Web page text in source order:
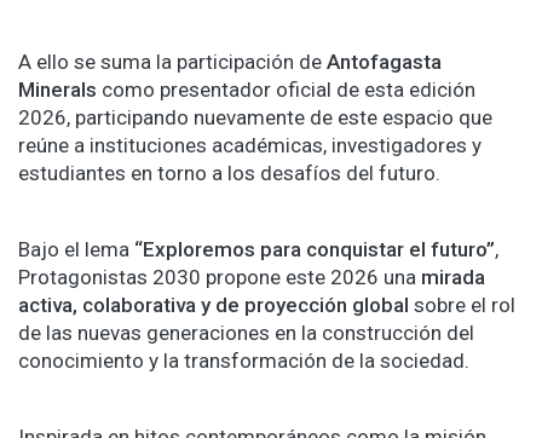
A ello se suma la participación de Antofagasta
Minerals como presentador oficial de esta edición
2026, participando nuevamente de este espacio que
reúne a instituciones académicas, investigadores y
estudiantes en torno a los desafíos del futuro.
Bajo el lema “Exploremos para conquistar el futuro”,
Protagonistas 2030 propone este 2026 una mirada
activa, colaborativa y de proyección global sobre el rol
de las nuevas generaciones en la construcción del
conocimiento y la transformación de la sociedad.